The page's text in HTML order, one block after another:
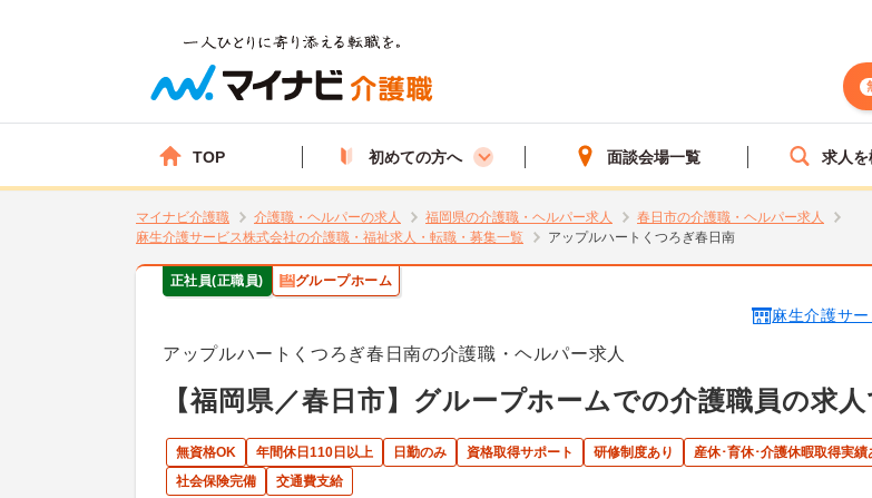
TOP 初めての方へ 面談会場一覧 求人を
マイナビ介護職 介護職・ヘルパーの求人 福岡県の介護職・ヘルパー求人
春日市の介護職・ヘルパー求人
麻生介護サービス株式会社の介護職・福祉求人・転職・募集一覧
アップルハートくつろぎ春日南
正社員(正職員) グループホーム
麻生介護サ
アップルハートくつろぎ春日南の介護職・ヘルパー求人
【福岡県／春日市】グループホームでの介護職員の求
無資格OK 年間休日110日以上 日勤のみ 資格取得サポート 研修制度あり
産休･育休･介護休暇取得実績
社会保険完備
交通費支給